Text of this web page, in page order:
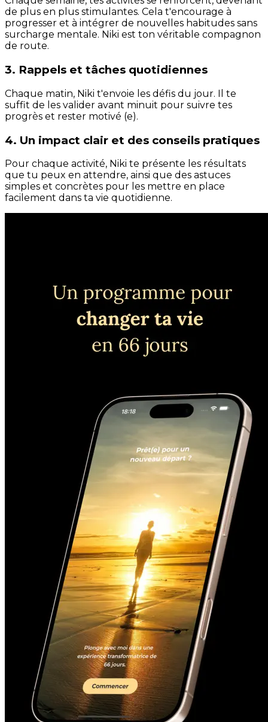
de plus en plus stimulantes. Cela t'encourage à
progresser et à intégrer de nouvelles habitudes sans
surcharge mentale. Niki est ton véritable compagnon
de route.
3. Rappels et tâches quotidiennes
Chaque matin, Niki t'envoie les défis du jour. Il te
suffit de les valider avant minuit pour suivre tes
progrès et rester motivé (e).
4. Un impact clair et des conseils pratiques
Pour chaque activité, Niki te présente les résultats
que tu peux en attendre, ainsi que des astuces
simples et concrètes pour les mettre en place
facilement dans ta vie quotidienne.